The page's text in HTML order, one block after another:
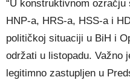
“U konstruktivnom
HNP-a, HRS-a, HSS-a i
političkoj situaciji u BiH i
održati u listopadu. Važno
legitimno zastupljen u